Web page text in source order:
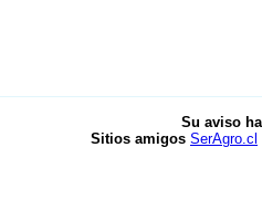
Su aviso
Sitios amigos SerAgro.cl